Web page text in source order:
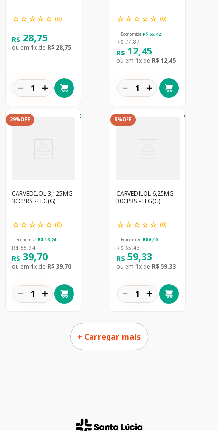
☆☆☆☆☆ (0)
R$ 28,75
ou em 1x de R$ 28,75
＋
－
☆☆☆☆☆ (0)
Economize R$ 65,42
R$ 77,87
R$ 12,45
ou em 1x de R$12,45
＋
－
29%OFF
CARVEDILOL 3,125MG
30CPRS - LEG(G)
☆☆☆☆☆ (0)
Economize R$ 16,24
R$ 55,94
R$ 39,70
ou em 1x de R$ 39,70
＋
－
9%OFF
CARVEDILOL 6,25MG
30CPRS - LEG(G)
☆☆☆☆☆ (0)
Economize R$ 6,10
R$ 65,43
R$ 59,33
ou em 1x de R$ 59,33
＋
－